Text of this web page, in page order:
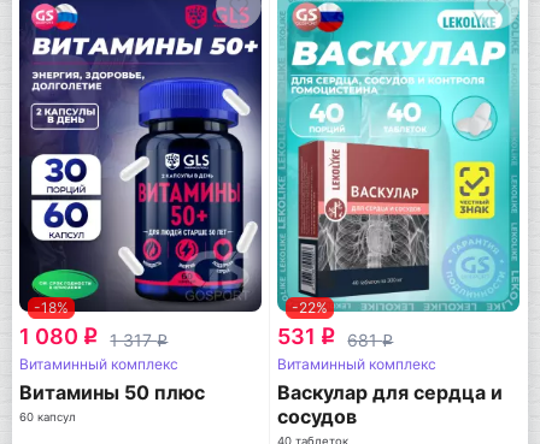
-18%
1 080 q 1 317q
Витаминный комплекс
Витамины 50 плюс
60 капсул
-22%
531 q 681q
Витаминный комплекс
Васкулар для сердца и
сосудов
40 таблеток